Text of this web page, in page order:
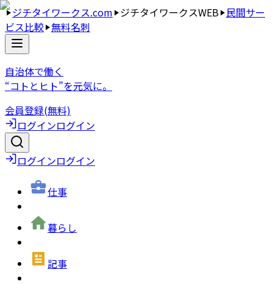
ジチタイワークス.com ジチタイワークスWEB 民間サー
ビス比較 無料名刺
自治体で働く
“コトとヒト”を元気に。
会員登録(無料)
ログインログイン
ログインログイン
仕事
暮らし
記事